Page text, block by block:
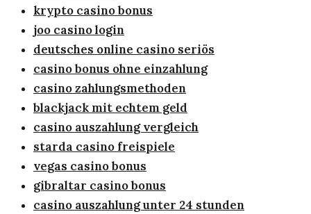
krypto casino bonus
joo casino login
deutsches online casino seriös
casino bonus ohne einzahlung
casino zahlungsmethoden
blackjack mit echtem geld
casino auszahlung vergleich
starda casino freispiele
vegas casino bonus
gibraltar casino bonus
casino auszahlung unter 24 stunden